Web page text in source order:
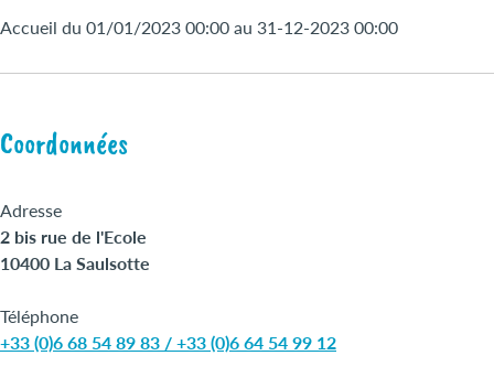
Accueil du 01/01/2023 00:00 au 31-12-2023 00:00
Coordonnées
Adresse
2 bis rue de l'Ecole
10400 La Saulsotte
Téléphone
+33 (0)6 68 54 89 83 / +33 (0)6 64 54 99 12